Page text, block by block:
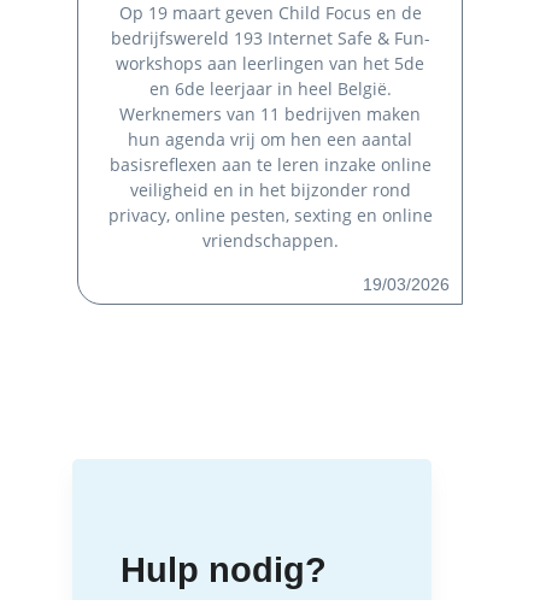
Op 19 maart geven Child Focus en de
bedrijfswereld 193 Internet Safe & Fun-
workshops aan leerlingen van het 5de
en 6de leerjaar in heel België.
Werknemers van 11 bedrijven maken
hun agenda vrij om hen een aantal
basisreflexen aan te leren inzake online
veiligheid en in het bijzonder rond
privacy, online pesten, sexting en online
vriendschappen.
19/03/2026
Hulp nodig?